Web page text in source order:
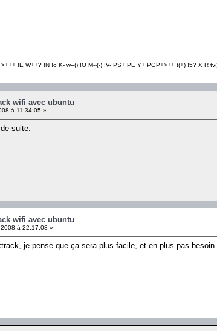
!E W++? !N !o K- w--() !O M--(-) !V- PS+ PE Y+ PGP+>++ t(+) !5? X R
wifi avec ubuntu
à 11:34:05 »
suite.
wifi avec ubuntu
à 22:17:08 »
je pense que ça sera plus facile, et en plus pas